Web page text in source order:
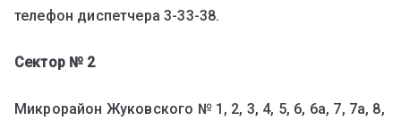
телефон диспетчера 3-33-38.
Сектор № 2
Микрорайон Жуковского № 1, 2, 3, 4, 5, 6, 6а, 7, 7а, 8,